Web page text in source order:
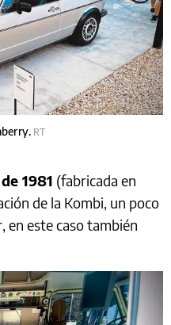
RT
1981 (fabricada en
de la Kombi, un poco
en este caso también